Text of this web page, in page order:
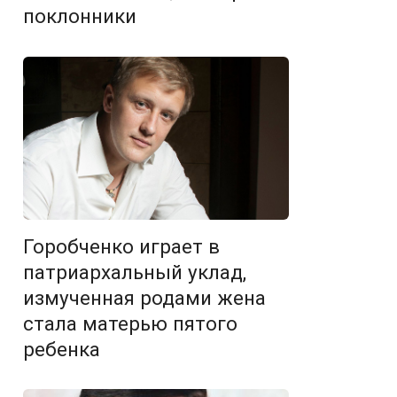
поклонники
Горобченко играет в
патриархальный уклад,
измученная родами жена
стала матерью пятого
ребенка